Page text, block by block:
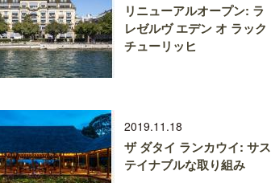
リニューアルオープン: ラ
レゼルヴ エデン オ ラック
チューリッヒ
2019.11.18
ザ ダタイ ランカウイ: サス
テイナブルな取り組み